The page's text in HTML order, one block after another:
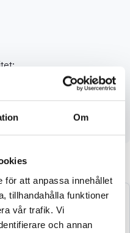
Om
för att anpassa innehållet
tillhandahålla funktioner
vår trafik. Vi
och annan
av P550048-filtret Ø
På grund av